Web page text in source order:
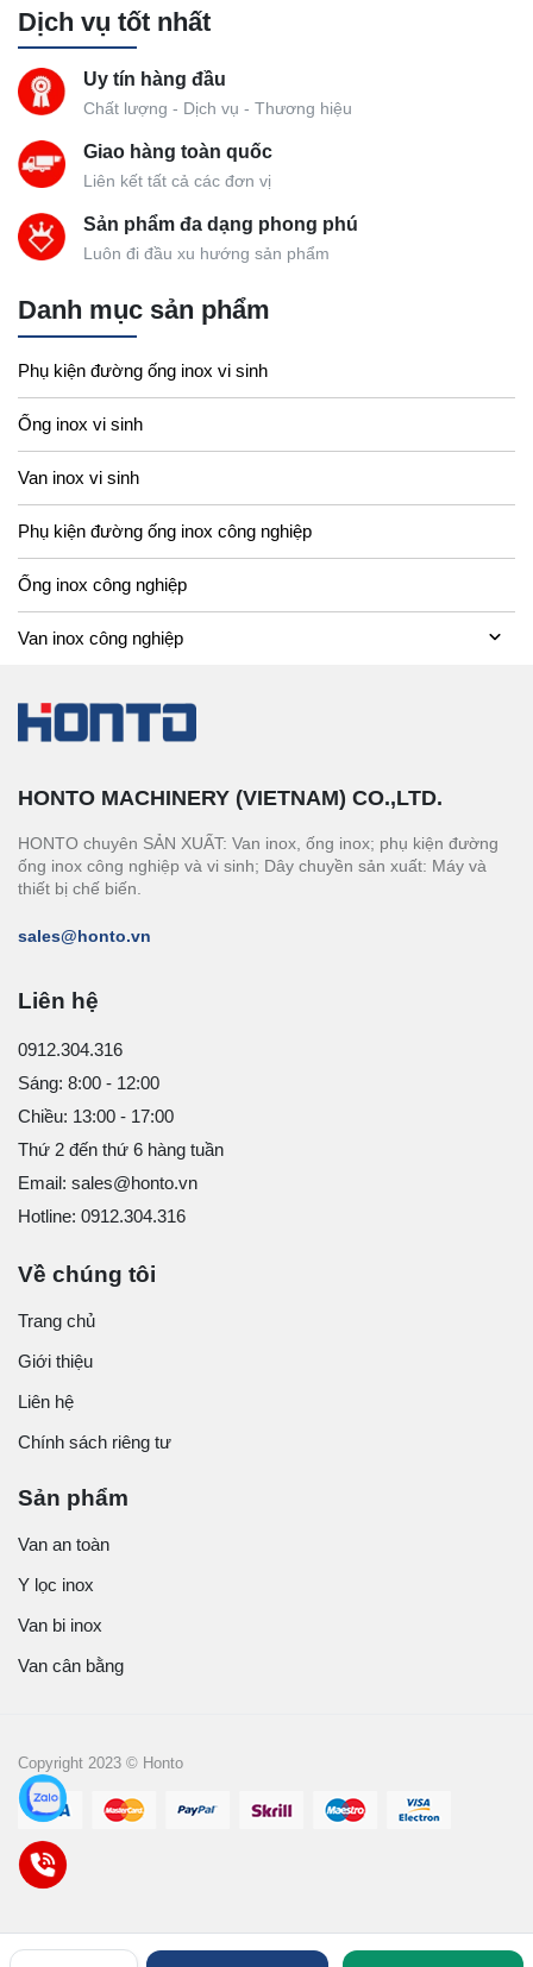
Dịch vụ tốt nhất
Uy tín hàng đầu
Chất lượng - Dịch vụ - Thương hiệu
Giao hàng toàn quốc
Liên kết tất cả các đơn vị
Sản phẩm đa dạng phong phú
Luôn đi đầu xu hướng sản phẩm
Danh mục sản phẩm
Phụ kiện đường ống inox vi sinh
Ống inox vi sinh
Van inox vi sinh
Phụ kiện đường ống inox công nghiệp
Ống inox công nghiệp
Van inox công nghiệp
HONTO MACHINERY (VIETNAM) CO.,LTD.
HONTO chuyên SẢN XUẤT: Van inox, ống inox; phụ kiện đường
ống inox công nghiệp và vi sinh; Dây chuyền sản xuất: Máy và
thiết bị chế biến.
sales@honto.vn
Liên hệ
0912.304.316
Sáng: 8:00 - 12:00
Chiều: 13:00 - 17:00
Thứ 2 đến thứ 6 hàng tuần
Email: sales@honto.vn
Hotline: 0912.304.316
Về chúng tôi
Trang chủ
Giới thiệu
Liên hệ
Chính sách riêng tư
Sản phẩm
Van an toàn
Y lọc inox
Van bi inox
Van cân bằng
Copyright 2023 © Honto